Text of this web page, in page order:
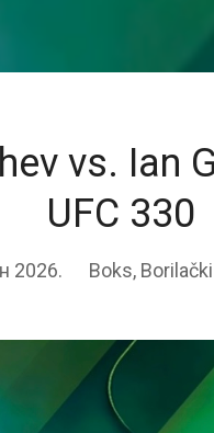
vs. Ian
UFC 330
2026. Boks,